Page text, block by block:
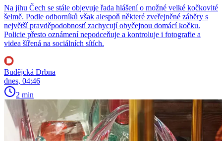
Na jihu Čech se stále objevuje řada hlášení o možné velké kočkovité
šelmě. Podle odborníků však alespoň některé zveřejněné záběry s
největší pravděpodobností zachycují obyčejnou domácí kočku.
Policie přesto oznámení nepodceňuje a kontroluje i fotografie a
videa šířená na sociálních sítích.
Budějcká Drbna
dnes, 04:46
2 min